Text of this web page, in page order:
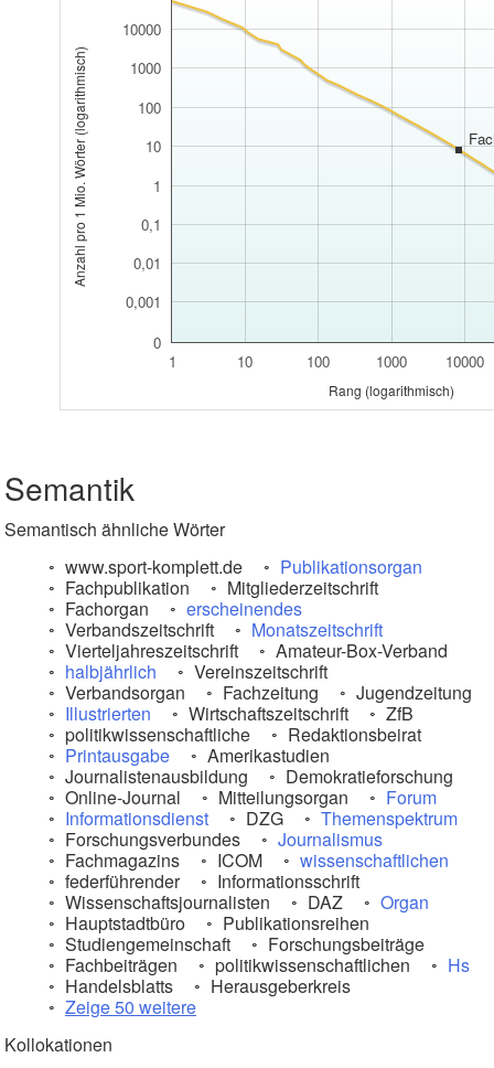
1 10 100 1000 10000
0
1
10
100
1000
10000
0,001
0,01
0,1
Rang (logarithmisch)
Anzahl pro 1 Mio. Wörter (logarithmisch)
Semantik
Semantisch ähnliche Wörter
www.sport-komplett.de
Publikationsorgan
Fachpublikation
Mitgliederzeitschrift
Fachorgan
erscheinendes
Verbandszeitschrift
Monatszeitschrift
Vierteljahreszeitschrift
Amateur-Box-Verband
halbjährlich
Vereinszeitschrift
Verbandsorgan
Fachzeitung
Jugendzeitung
Illustrierten
Wirtschaftszeitschrift
ZfB
politikwissenschaftliche
Redaktionsbeirat
Printausgabe
Amerikastudien
Journalistenausbildung
Demokratieforschung
Online-Journal
Mitteilungsorgan
Forum
Informationsdienst
DZG
Themenspektrum
Forschungsverbundes
Journalismus
Fachmagazins
ICOM
wissenschaftlichen
federführender
Informationsschrift
Wissenschaftsjournalisten
DAZ
Organ
Hauptstadtbüro
Publikationsreihen
Studiengemeinschaft
Forschungsbeiträge
Fachbeiträgen
politikwissenschaftlichen
Hs
Handelsblatts
Herausgeberkreis
Zeige 50 weitere
Kollokationen